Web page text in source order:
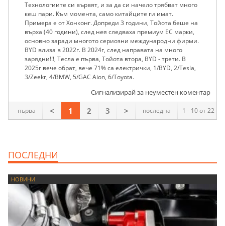
Технологиите си вървят, и за да си начело трябват много
кеш пари. Към момента, само китайците ги имат.
Примера е от Хонконг. Допреди 3 години, Тойота беше на
върха (40 години), след нея следваха премиум ЕС марки,
основно заради многото сериозни международни фирми.
BYD влиза в 2022г. В 2024г, след направата на много
зарядни!!!, Тесла е първа, Тойота втора, BYD - трети. В
2025г вече обрат, вече 71% са електрички, 1/BYD, 2/Tesla,
3/Zeekr, 4/BMW, 5/GAC Aion, 6/Toyota.
Сигнализирай за неуместен коментар
1 - 10 от 22
първа < 1 2 3 > последна
ПОСЛЕДНИ
НОВИНИ